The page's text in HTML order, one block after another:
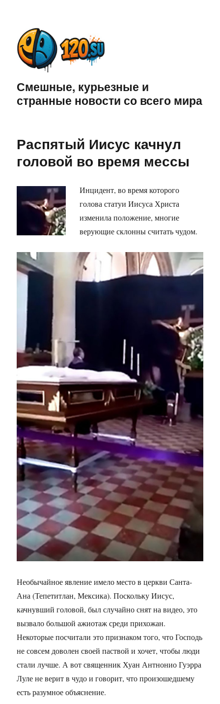
Смешные, курьезные и
странные новости со всего мира
Распятый Иисус качнул
головой во время мессы
Инцидент, во время которого
голова статуи Иисуса Христа
изменила положение, многие
верующие склонны считать чудом.
Необычайное явление имело место в церкви Санта-
Ана (Тепетитлан, Мексика). Поскольку Иисус,
качнувший головой, был случайно снят на видео, это
вызвало большой ажиотаж среди прихожан.
Некоторые посчитали это признаком того, что Господь
не совсем доволен своей паствой и хочет, чтобы люди
стали лучше. А вот священник Хуан Антнонио Гуэрра
Луле не верит в чудо и говорит, что произошедшему
есть разумное объяснение.